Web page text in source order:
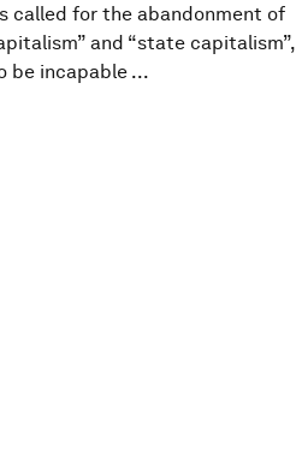
called for the abandonment of
and “state capitalism”,
be incapable ...